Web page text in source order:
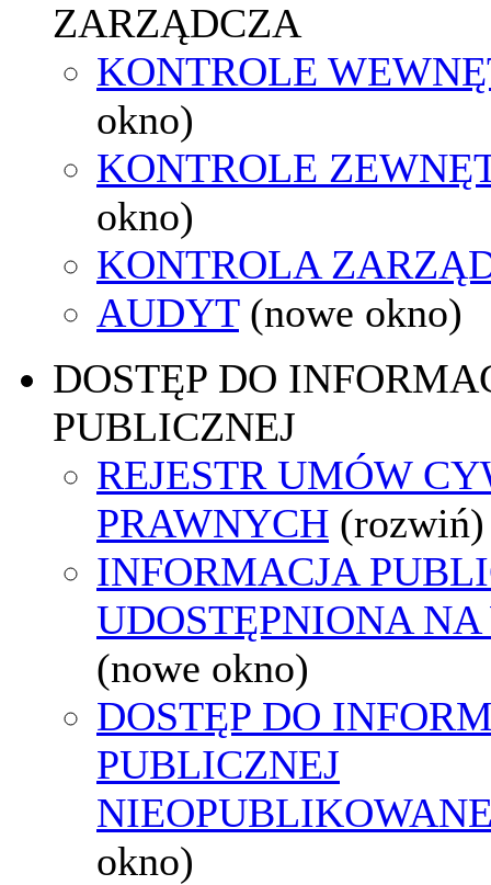
ZARZĄDCZA
KONTROLE
okno)
KONTROLE
okno)
KONTROLA
AUDYT (nowe okno)
DOSTĘP DO
PUBLICZNEJ
REJESTR UMÓW
PRAWNYCH (rozwiń)
INFORMACJA
UDOSTĘPNIONA
(nowe okno)
DOSTĘP DO
PUBLICZNEJ
okno)